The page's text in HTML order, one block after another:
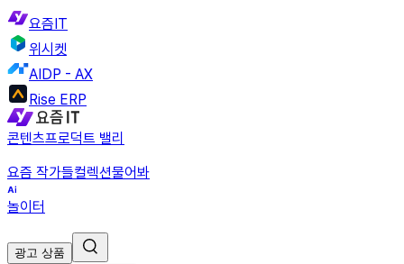
요즘IT
위시켓
AIDP - AX
Rise ERP
콘텐츠프로덕트 밸리
요즘 작가들컬렉션물어봐
놀이터
광고 상품